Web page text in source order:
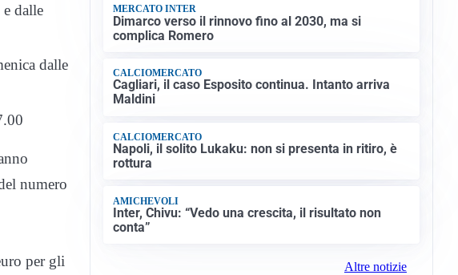
dalle
dalle
numero
per gli
MERCATO INTER
Dimarco verso il rinnovo fino al 2030, ma si
complica Romero
CALCIOMERCATO
Cagliari, il caso Esposito continua. Intanto arriva
Maldini
CALCIOMERCATO
Napoli, il solito Lukaku: non si presenta in ritiro, è
rottura
AMICHEVOLI
Inter, Chivu: “Vedo una crescita, il risultato non
conta”
Altre notizie